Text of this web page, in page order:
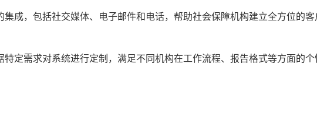
集成，包括社交媒体、电子邮件和电话，帮助社会保障机构建立全方位的客
特定需求对系统进行定制，满足不同机构在工作流程、报告格式等方面的个